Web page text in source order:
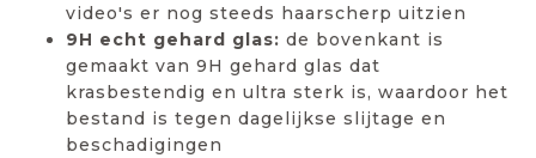
video's er nog steeds haarscherp uitzien
9H echt gehard glas: de bovenkant is
gemaakt van 9H gehard glas dat
krasbestendig en ultra sterk is, waardoor het
bestand is tegen dagelijkse slijtage en
beschadigingen